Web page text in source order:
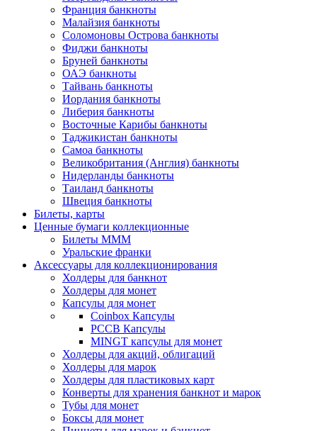
Франция банкноты
Малайзия банкноты
Соломоновы Острова банкноты
Фиджи банкноты
Бруней банкноты
ОАЭ банкноты
Тайвань банкноты
Иордания банкноты
Либерия банкноты
Восточные Карибы банкноты
Таджикистан банкноты
Самоа банкноты
Великобритания (Англия) банкноты
Нидерланды банкноты
Таиланд банкноты
Швеция банкноты
Билеты, карты
Ценные бумаги коллекционные
Билеты МММ
Уральские франки
Аксессуары для коллекционирования
Холдеры для банкнот
Холдеры для монет
Капсулы для монет
Coinbox Капсулы
РССВ Капсулы
MINGT капсулы для монет
Холдеры для акций, облигаций
Холдеры для марок
Холдеры для пластиковых карт
Конверты для хранения банкнот и марок
Тубы для монет
Боксы для монет